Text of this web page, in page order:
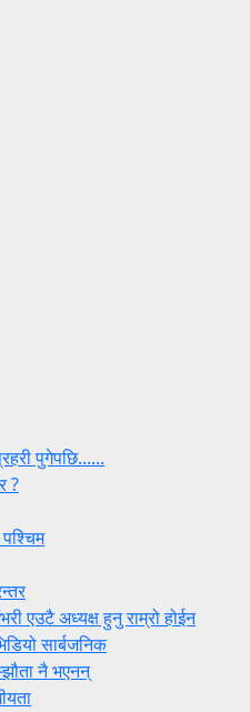
पुगेपछि......
?
एउटै अध्यक्ष हुनु राम्रो होईन
सार्बजनिक
नै भएनन्